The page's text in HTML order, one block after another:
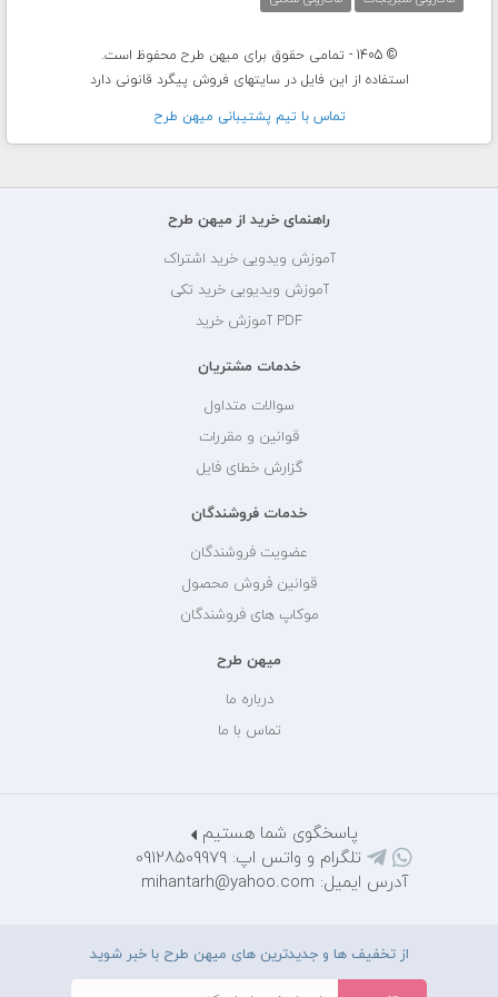
© 1405 - تمامی حقوق برای میهن طرح محفوظ است.
استفاده از این فایل در سایتهای فروش پیگرد قانونی دارد
تماس با تيم پشتيبانی ميهن طرح
راهنمای خرید از میهن طرح
آموزش ویدویی خرید اشتراک
آموزش ویدیویی خرید تکی
PDF آموزش خرید
خدمات مشتریان
سوالات متداول
قوانین و مقررات
گزارش خطای فایل
خدمات فروشندگان
عضویت فروشندگان
قوانین فروش محصول
موکاپ های فروشندگان
میهن طرح
درباره ما
تماس با ما
پاسخگوی شما هستیم
تلگرام و واتس اپ: 09128509979
آدرس ایمیل: mihantarh@yahoo.com
از تخفیف ها و جدیدترین های میهن طرح با خبر شوید